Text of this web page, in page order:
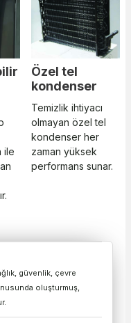
ile
Özel tel
kondenser
Temizlik ihtiyacı
olmayan özel tel
kondenser her
zaman yüksek
performans sunar.​​​​​​​​​​​​​​​​​​​​​
güvenlik, çevre
oluşturmuş,